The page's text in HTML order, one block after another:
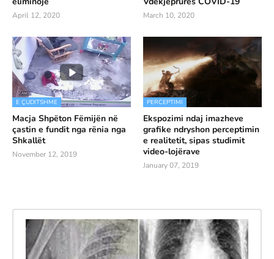
April 12, 2020 March 10, 2020
E ÇUDITSHME
Macja Shpëton Fëmijën në
çastin e fundit nga rënia nga
Shkallët
November 12, 2019
PERCEPTIMI
Ekspozimi ndaj imazheve
grafike ndryshon perceptimin
e realitetit, sipas studimit
video-lojërave
January 07, 2019